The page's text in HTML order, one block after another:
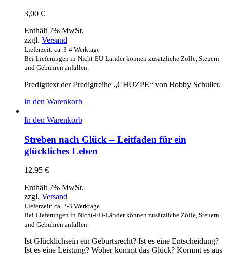
3,00 €
Enthält 7% MwSt.
zzgl. Versand
Lieferzeit: ca. 3-4 Werktage
Bei Lieferungen in Nicht-EU-Länder können zusätzliche Zölle, Steuern
und Gebühren anfallen.
Predigttext der Predigtreihe „CHUZPE“ von Bobby Schuller.
In den Warenkorb
In den Warenkorb
Streben nach Glück – Leitfaden für ein
glückliches Leben
12,95 €
Enthält 7% MwSt.
zzgl. Versand
Lieferzeit: ca. 2-3 Werktage
Bei Lieferungen in Nicht-EU-Länder können zusätzliche Zölle, Steuern
und Gebühren anfallen.
Ist Glücklichsein ein Geburtsrecht? Ist es eine Entscheidung?
Ist es eine Leistung? Woher kommt das Glück? Kommt es aus